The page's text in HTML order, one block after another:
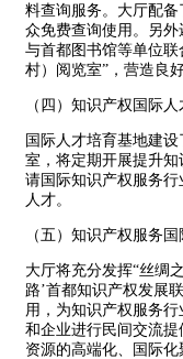
料查询服务。大厅配
众免费查询使用。另
与首都图书馆等单位
村）阅览室”，营造良
（四）知识产权国际人
国际人才培育基地建
室，将定期开展提升
请国际知识产权服务
人才。
（五）知识产权服务
大厅将充分发挥“丝绸
路’首都知识产权发展
用，为知识产权服务
和企业进行民间交流
资源的高端化、国际化